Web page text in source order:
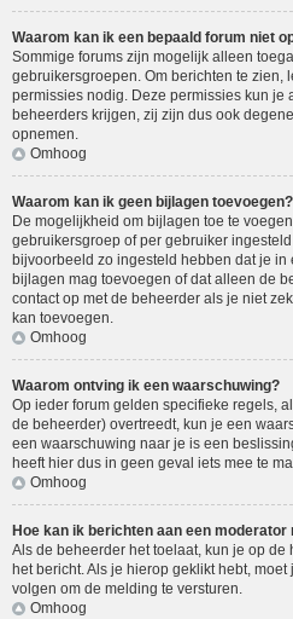
Waarom kan ik een bepaald forum niet
Sommige forums zijn mogelijk alleen
gebruikersgroepen. Om berichten te zien,
permissies nodig. Deze permissies kun je
beheerders krijgen, zij zijn dus ook
opnemen.
Omhoog
Waarom kan ik geen bijlagen toevoegen?
De mogelijkheid om bijlagen toe te
gebruikersgroep of per gebruiker
bijvoorbeeld zo ingesteld hebben dat je
bijlagen mag toevoegen of dat alleen de
contact op met de beheerder als je niet
kan toevoegen.
Omhoog
Waarom ontving ik een waarschuwing?
Op ieder forum gelden specifieke regels,
de beheerder) overtreedt, kun je een
een waarschuwing naar je is een
heeft hier dus in geen geval iets mee te
Omhoog
Hoe kan ik berichten aan een moderator
Als de beheerder het toelaat, kun je op
het bericht. Als je hierop geklikt hebt,
volgen om de melding te versturen.
Omhoog